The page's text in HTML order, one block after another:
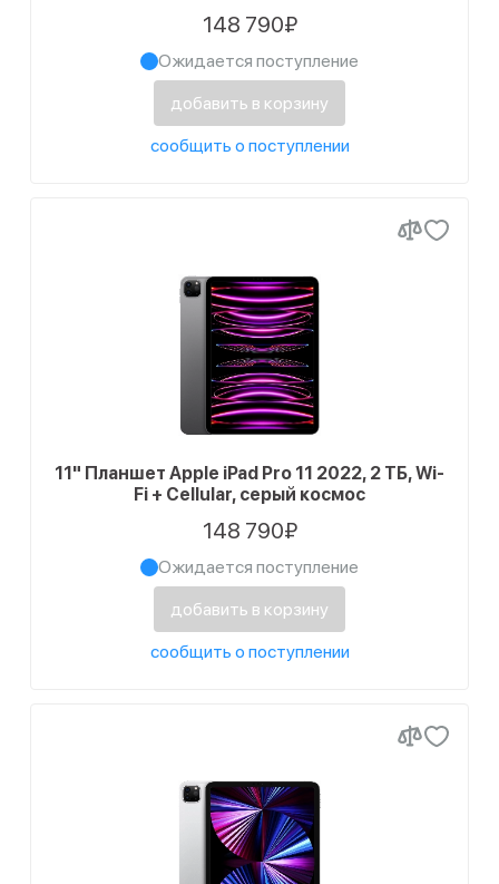
148 790₽
Ожидается поступление
добавить в корзину
сообщить о поступлении
11" Планшет Apple iPad Pro 11 2022, 2 ТБ, Wi-
Fi + Cellular, серый космос
148 790₽
Ожидается поступление
добавить в корзину
сообщить о поступлении